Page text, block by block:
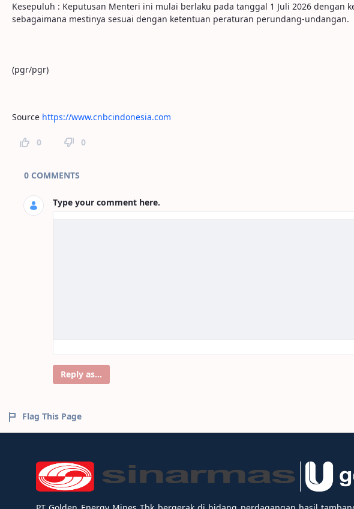
Kesepuluh : Keputusan Menteri ini mulai berlaku pada tanggal 1 Juli 2026
sebagaimana mestinya sesuai dengan ketentuan peraturan perundang-undangan.
(pgr/pgr)
Source https://www.cnbcindonesia.com
0 0
Page Comments
0 COMMENTS
Type your comment here.
Reply as...
Flag This Page